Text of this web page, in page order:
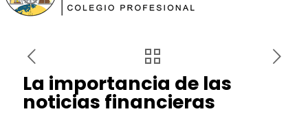
La importancia de las
noticias financieras